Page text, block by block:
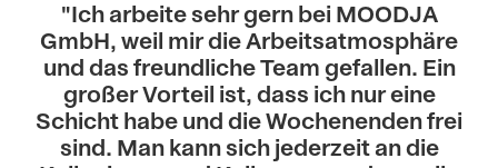
"Ich arbeite sehr gern bei MOODJA
GmbH, weil mir die Arbeitsatmosphäre
und das freundliche Team gefallen. Ein
großer Vorteil ist, dass ich nur eine
Schicht habe und die Wochenenden frei
sind. Man kann sich jederzeit an die